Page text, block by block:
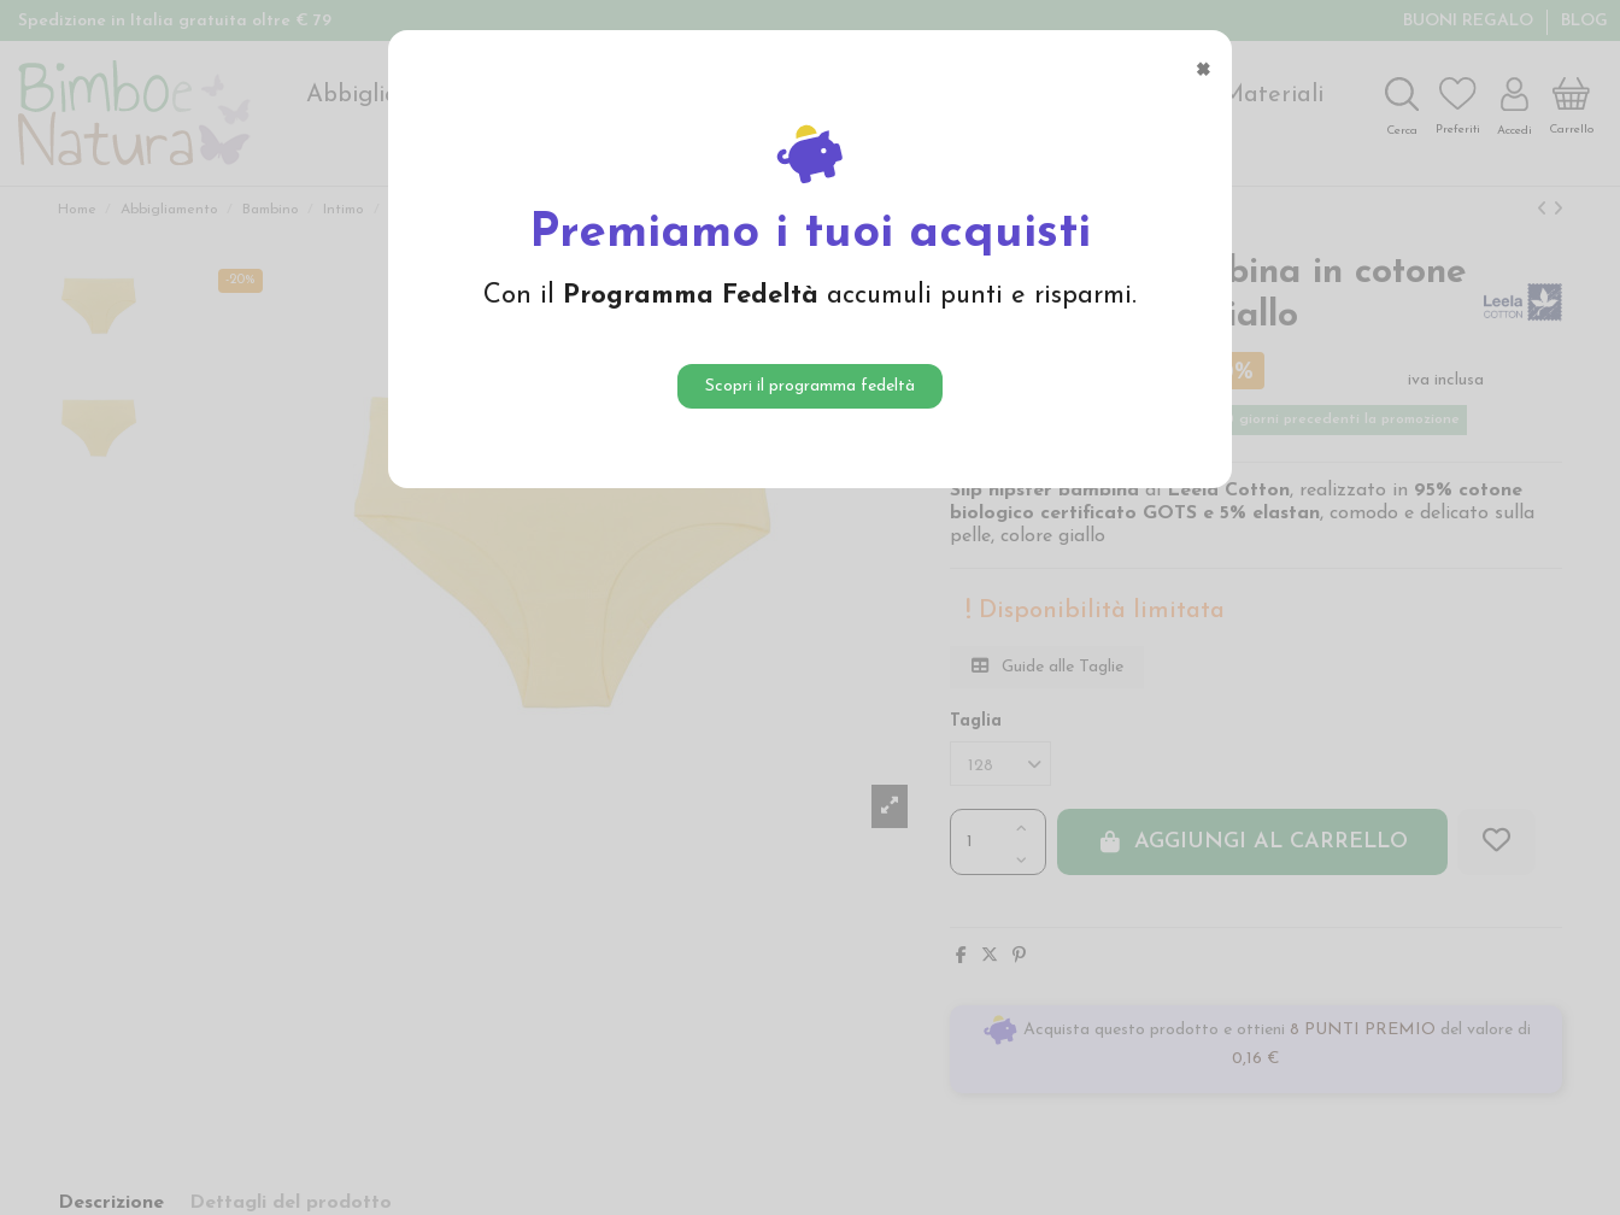
×
Premiamo i tuoi acquisti
Con il Programma Fedeltà accumuli punti e risparmi.
Scopri il programma fedeltà
Spedizione in Italia gratuita oltre € 79 BUONI REGALO BLOG
Abbigliamento
Materiali
Offerte
Cerca Preferiti Accedi Carrello
Home Abbigliamento Bambino Intimo Slip hipster bambina in cotone biologico - col. giallo
-20%
Slip hipster bambina in cotone
biologico - col. giallo
-20% iva inclusa
7,76 € Prezzo più basso applicato nei 30 giorni precedenti la promozione
Slip hipster bambinadiLeela Cotton, realizzato in 95% cotone
biologico certificato GOTS e 5% elastan, comodo e delicato sulla
pelle, colore giallo
Disponibilità limitata
Guide alle Taglie
Taglia
AGGIUNGI AL CARRELLO
Acquista questo prodotto e ottieni 8 PUNTI PREMIO del valore di
0,16 €
Descrizione Dettagli del prodotto